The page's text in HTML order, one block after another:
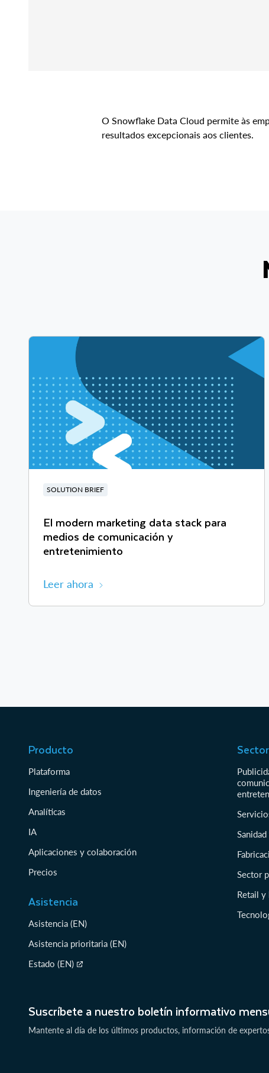
O Snowflake Data Cloud permite às
resultados excepcionais aos clientes.
SOLUTION BRIEF
El modern marketing data stack para
medios de comunicación y
entretenimiento
Leer ahora
Suscríbete a nuestro boletín informativo
Mantente al día de los últimos productos, información de
Producto
Plataforma
Ingeniería de datos
Analíticas
IA
Aplicaciones y colaboración
Precios
Asistencia
Asistencia (EN)
Asistencia prioritaria (EN)
Estado (EN)
Sector
Retail y